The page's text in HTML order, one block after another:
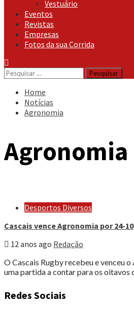
Vestuário
Eventos
Revistas
Empresas
Fotos da sua Corrida
Pesquisar
por:
Home
Notícias
Agronomia
Agronomia
Desportos Diversos
Cascais vence Agronomia por 24-10
12 anos ago Redação
O Cascais Rugby recebeu e venceu
uma partida a contar para os oitavos
Redes Sociais